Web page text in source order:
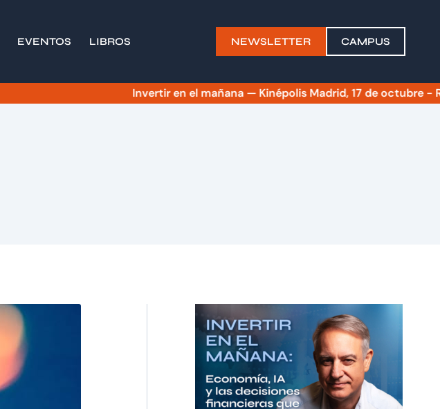
EVENTOS LIBROS NEWSLETTER CAMPUS
Invertir en el mañana — Kinépolis Madrid, 17 de octubre -